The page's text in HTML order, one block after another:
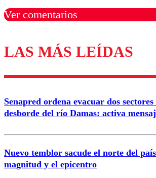
Ver comentarios
Los comentarios son moderados para
diálogo respetuoso.
Correo
LAS MÁS LEÍDAS
Senapred ordena evacuar dos
desborde del río Damas: activa
Nuevo temblor sacude el norte del
magnitud y el epicentro